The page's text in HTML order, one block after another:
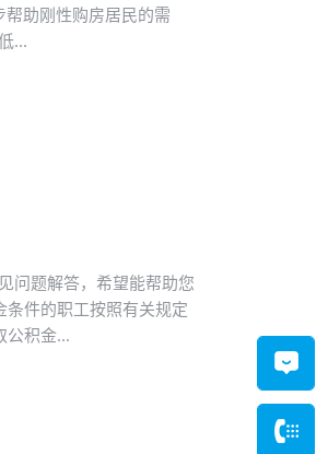
助刚性购房居民的需
...
问题解答，希望能帮助您
件的职工按照有关规定
公积金...